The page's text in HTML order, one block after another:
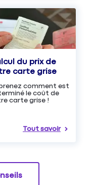
du prix de
carte grise
comment est
le coût de
carte grise !
Tout savoir